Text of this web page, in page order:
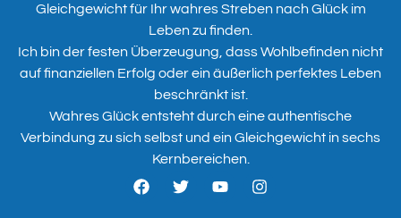
Gleichgewicht für Ihr wahres Streben nach Glück im
Leben zu finden.
Ich bin der festen Überzeugung, dass Wohlbefinden nicht
auf finanziellen Erfolg oder ein äußerlich perfektes Leben
beschränkt ist.
Wahres Glück entsteht durch eine authentische
Verbindung zu sich selbst und ein Gleichgewicht in sechs
Kernbereichen.